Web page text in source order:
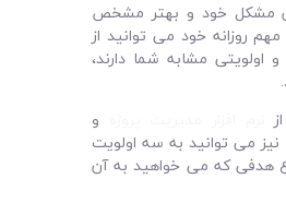
مشکل خود و بهتر مشخص
روزانه خود می توانید از
مشابه شما دارند،
و
براساس قانون 3 نیز می توانید به سه اولویت
هدفی که می خواهید به آن